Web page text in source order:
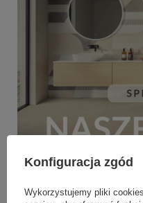
Konfiguracja zgód
Wykorzystujemy pliki